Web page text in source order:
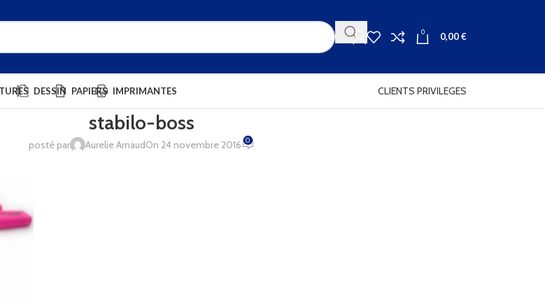
0 0,00€
DESSIN PAPIERS IMPRIMANTES CLIENTS PRIVILEGES
stabilo-boss
posté par Aurelie ArnaudOn 24 novembre 2016 0